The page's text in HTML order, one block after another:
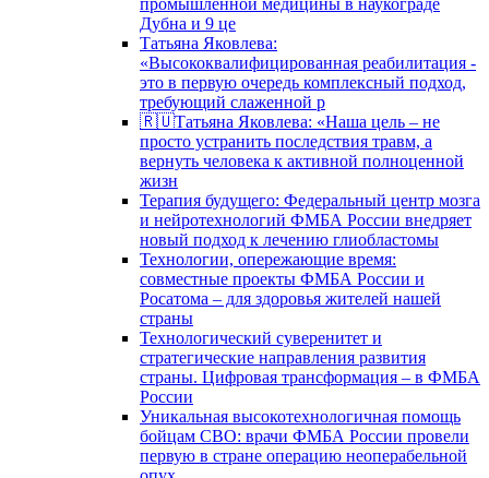
промышленной медицины в наукограде
Дубна и 9 це
Татьяна Яковлева:
«Высококвалифицированная реабилитация -
это в первую очередь комплексный подход,
требующий слаженной р
🇷🇺Татьяна Яковлева: «Наша цель – не
просто устранить последствия травм, а
вернуть человека к активной полноценной
жизн
Терапия будущего: Федеральный центр мозга
и нейротехнологий ФМБА России внедряет
новый подход к лечению глиобластомы
Технологии, опережающие время:
совместные проекты ФМБА России и
Росатома – для здоровья жителей нашей
страны
Технологический суверенитет и
стратегические направления развития
страны. Цифровая трансформация – в ФМБА
России
Уникальная высокотехнологичная помощь
бойцам СВО: врачи ФМБА России провели
первую в стране операцию неоперабельной